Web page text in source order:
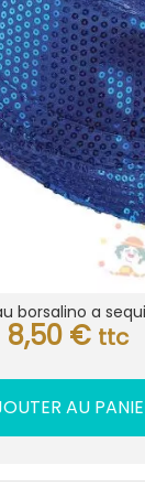
borsalino a
8,50 € ttc
AU